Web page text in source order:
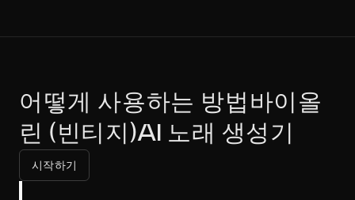
어떻게 사용하는 방법바이올
린 (빈티지)AI 노래 생성기
시작하기